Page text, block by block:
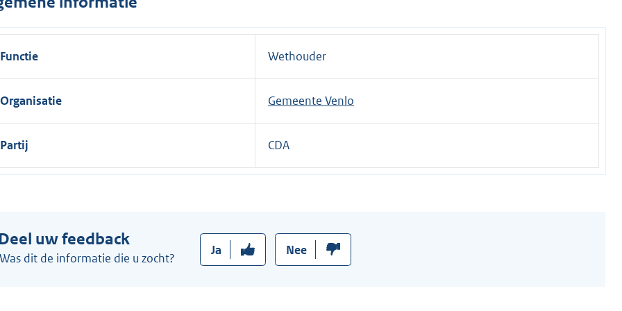
e
n
:
Functie Wethouder
Organisatie Gemeente Venlo
Partij CDA
uw feedback
Was dit de informatie die u zocht?
Ja Nee